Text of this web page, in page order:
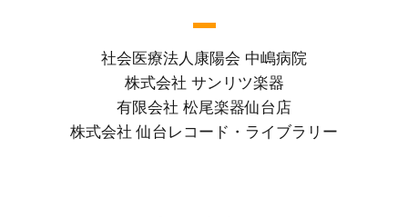
社会医療法人康陽会 中嶋病院
株式会社 サンリツ楽器
有限会社 松尾楽器仙台店
株式会社 仙台レコード・ライブラリー